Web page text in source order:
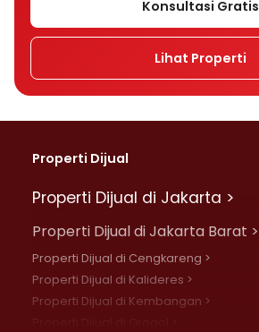
Konsultasi Gratis
Lihat Properti
Properti Dijual
Properti Dijual di Jakarta >
Properti Dijual di Jakarta Barat >
Properti Dijual di Cengkareng >
Properti Dijual di Kalideres >
Properti Dijual di Kembangan >